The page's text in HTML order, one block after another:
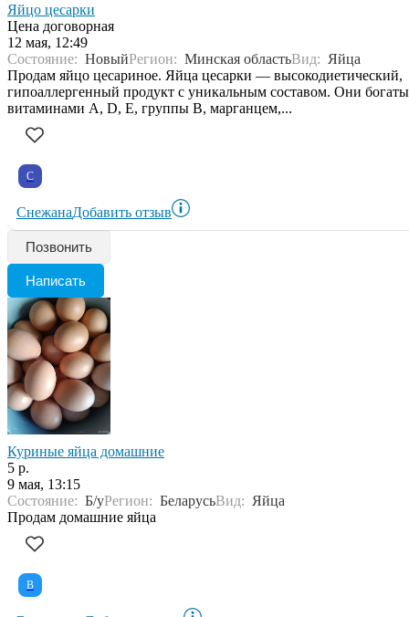
Яйцо цесарки
Цена договорная
12 мая, 12:49
Состояние: НовыйРегион: Минская областьВид: Яйца
Продам яйцо цесариное. Яйца цесарки — высокодиетический,
гипоаллергенный продукт с уникальным составом. Они богаты
витаминами A, D, E, группы B, марганцем,...
С
СнежанаДобавить отзыв
Позвонить
Написать
Куриные яйца домашние
5 р.
9 мая, 13:15
Состояние: Б/уРегион: БеларусьВид: Яйца
Продам домашние яйца
В